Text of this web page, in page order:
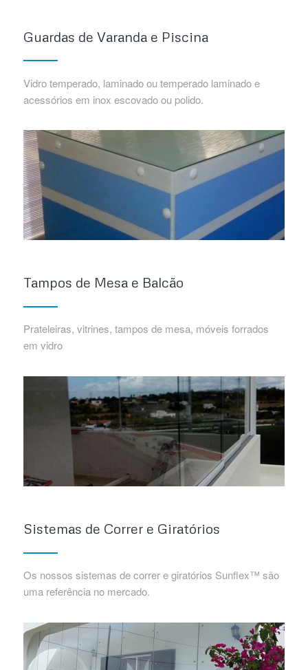
Guardas de Varanda e Piscina
Vidro temperado, laminado ou temperado laminado e
acessórios em inox escovado ou polido.
Tampos de Mesa e Balcão
Prateleiras, vitrines, tampos de mesa, móveis forrados
em vidro
Sistemas de Correr e Giratórios
Os nossos sistemas de correr e giratórios Sunflex™ são
uma referência no mercado.